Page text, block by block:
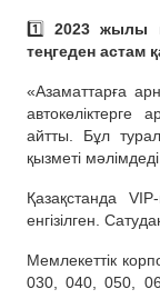
1️⃣2023 жылы
теңгеден астам
«Азаматтарға
автокөліктерге
айтты. Бұл
қызметі
Қазақстанда
енгізілген.
Мемлекеттік
030, 040, 050,